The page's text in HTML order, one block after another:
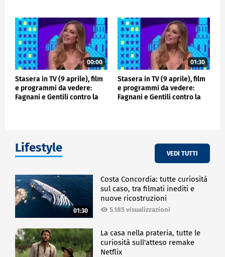
00:00
Stasera in TV (9 aprile), film
e programmi da vedere:
Fagnani e Gentili contro la
01:30
Stasera in TV (9 aprile), film
e programmi da vedere:
Fagnani e Gentili contro la
Lifestyle VEDI TUTTI
01:30
Costa Concordia: tutte curiosità
sul caso, tra filmati inediti e
nuove ricostruzioni
5.185 visualizzazioni
La casa nella prateria, tutte le
curiosità sull'atteso remake
Netflix